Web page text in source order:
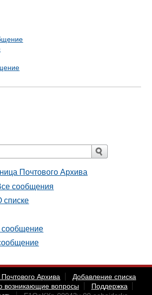
Почтового Архива
сообщения
списке
Архива
Добавление списка
возникающие вопросы
Поддержка